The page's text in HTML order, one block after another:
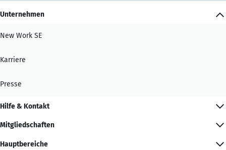
Unternehmen
New Work SE
Karriere
Presse
Hilfe & Kontakt
Mitgliedschaften
Hauptbereiche